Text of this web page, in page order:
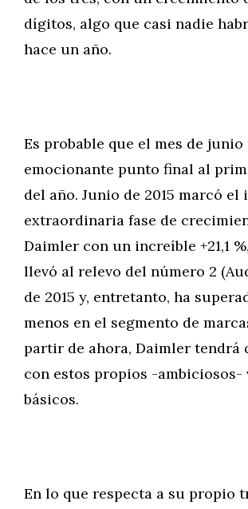
dígitos, algo que casi nadie
hace un año.
Es probable que el mes de
emocionante punto final al
del año. Junio de 2015 marcó
extraordinaria fase de
Daimler con un increíble +21,1
llevó al relevo del número 2
de 2015 y, entretanto, ha
menos en el segmento de
partir de ahora, Daimler tendrá
con estos propios -ambiciosos-
básicos.
En lo que respecta a su propio